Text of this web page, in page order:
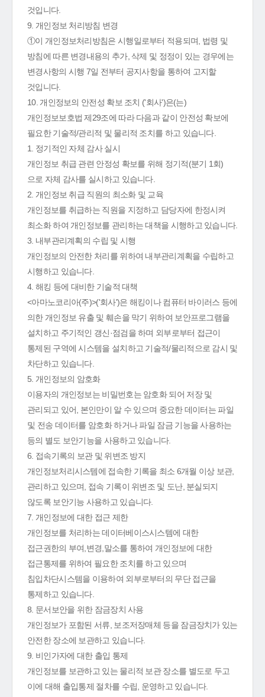
것입니다.
9. 개인정보 처리방침 변경
①이 개인정보처리방침은 시행일로부터 적용되며, 법령 및
방침에 따른 변경내용의 추가, 삭제 및 정정이 있는 경우에는
변경사항의 시행 7일 전부터 공지사항을 통하여 고지할
것입니다.
10. 개인정보의 안전성 확보 조치 ('회사')은(는)
개인정보보호법 제29조에 따라 다음과 같이 안전성 확보에
필요한 기술적/관리적 및 물리적 조치를 하고 있습니다.
1. 정기적인 자체 감사 실시
개인정보 취급 관련 안정성 확보를 위해 정기적(분기 1회)
으로 자체 감사를 실시하고 있습니다.
2. 개인정보 취급 직원의 최소화 및 교육
개인정보를 취급하는 직원을 지정하고 담당자에 한정시켜
최소화 하여 개인정보를 관리하는 대책을 시행하고 있습니다.
3. 내부관리계획의 수립 및 시행
개인정보의 안전한 처리를 위하여 내부관리계획을 수립하고
시행하고 있습니다.
4. 해킹 등에 대비한 기술적 대책
<아마노코리아(주)>('회사')은 해킹이나 컴퓨터 바이러스 등에
의한 개인정보 유출 및 훼손을 막기 위하여 보안프로그램을
설치하고 주기적인 갱신·점검을 하며 외부로부터 접근이
통제된 구역에 시스템을 설치하고 기술적/물리적으로 감시 및
차단하고 있습니다.
5. 개인정보의 암호화
이용자의 개인정보는 비밀번호는 암호화 되어 저장 및
관리되고 있어, 본인만이 알 수 있으며 중요한 데이터는 파일
및 전송 데이터를 암호화 하거나 파일 잠금 기능을 사용하는
등의 별도 보안기능을 사용하고 있습니다.
6. 접속기록의 보관 및 위변조 방지
개인정보처리시스템에 접속한 기록을 최소 6개월 이상 보관,
관리하고 있으며, 접속 기록이 위변조 및 도난, 분실되지
않도록 보안기능 사용하고 있습니다.
7. 개인정보에 대한 접근 제한
개인정보를 처리하는 데이터베이스시스템에 대한
접근권한의 부여,변경,말소를 통하여 개인정보에 대한
접근통제를 위하여 필요한 조치를 하고 있으며
침입차단시스템을 이용하여 외부로부터의 무단 접근을
통제하고 있습니다.
8. 문서보안을 위한 잠금장치 사용
개인정보가 포함된 서류, 보조저장매체 등을 잠금장치가 있는
안전한 장소에 보관하고 있습니다.
9. 비인가자에 대한 출입 통제
개인정보를 보관하고 있는 물리적 보관 장소를 별도로 두고
이에 대해 출입통제 절차를 수립, 운영하고 있습니다.